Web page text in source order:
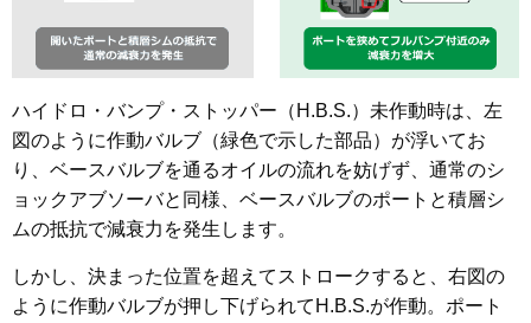
ハイドロ・バンプ・ストッパー（H.B.S.）未作動時は、左
図のように作動バルブ（緑色で示した部品）が浮いてお
り、ベースバルブを通るオイルの流れを妨げず、通常のシ
ョックアブソーバと同様、ベースバルブのポートと積層シ
ムの抵抗で減衰力を発生します。
しかし、決まった位置を超えてストロークすると、右図の
ように作動バルブが押し下げられてH.B.S.が作動。ポート